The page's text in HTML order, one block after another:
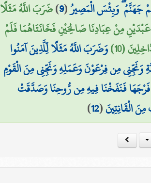
جَهَنَّمُ ۖ وَبِئْسَ الْمَصِيرُ(
9
)ضَرَبَ اللَّهُ مَثَلًا
مِنْ عِبَادِنَا صَالِحَيْنِ فَخَانَتَاهُمَا فَلَمْ
(10)
وَضَرَبَ اللَّهُ مَثَلًا لِّلَّذِينَ آمَنُوا
وَنَجِّنِي مِن فِرْعَوْنَ وَعَمَلِهِ وَنَجِّنِي مِنَ الْقَوْمِ
فَنَفَخْنَا فِيهِ مِن رُّوحِنَا وَصَدَّقَتْ
الْقَانِتِينَ(
12
)